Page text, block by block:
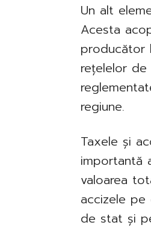
Un alt
Acesta
producător
rețelelor
regiune.
Taxele și
importantă
valoarea
accizele
de stat și